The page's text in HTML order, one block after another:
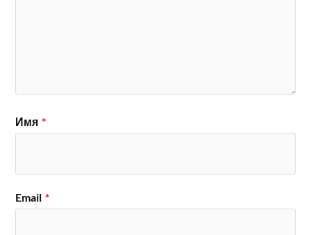
Имя *
Email *